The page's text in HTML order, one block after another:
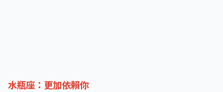
水瓶座：更加依賴你